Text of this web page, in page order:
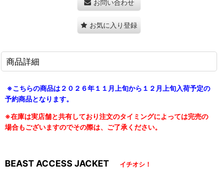
お問い合わせ
お気に入り登録
商品詳細
※こちらの商品は２０２６年１１月上旬から１２月上旬入荷予定の
予約商品となります。
※在庫は実店舗と共有しており注文のタイミングによっては完売の
場合もございますのでその際は、ご了承ください。
BEAST ACCESS JACKET イチオシ！